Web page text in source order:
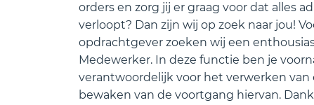
orders en zorg jij er graag voor dat alles
verloopt? Dan zijn wij op zoek naar jou!
opdrachtgever zoeken wij een
Medewerker. In deze functie ben je
verantwoordelijk voor het verwerken van
bewaken van de voortgang hiervan.